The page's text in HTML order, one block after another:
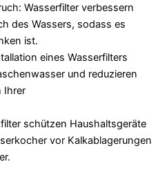
Wasserfilter verbessern
des Wassers, sodass es
ist.
eines Wasserfilters
und reduzieren
Ihrer
schützen Haushaltsgeräte
vor Kalkablagerungen